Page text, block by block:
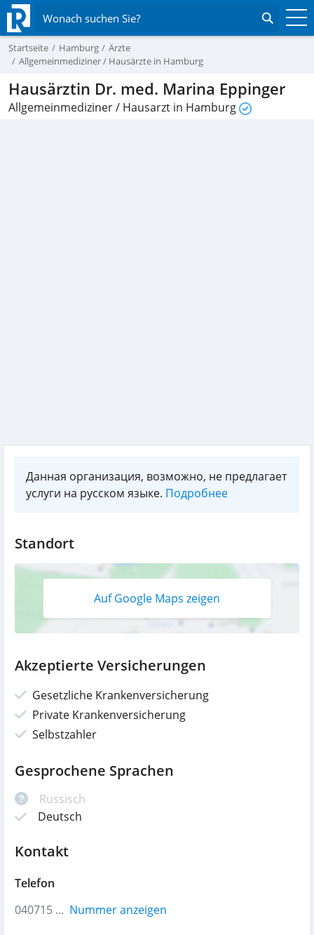
Wonach suchen Sie?
Startseite Hamburg
Ärzte
Allgemeinmediziner / Hausärzte in Hamburg
Hausärztin Dr. med. Marina Eppinger
Allgemeinmediziner / Hausarzt in Hamburg
Данная организация, возможно, не предлагает
услуги на русском языке. Подробнее
Standort
Auf Google Maps zeigen
Akzeptierte Versicherungen
Gesetzliche Krankenversicherung
Private Krankenversicherung
Selbstzahler
Gesprochene Sprachen
Russisch
Deutsch
Kontakt
Telefon
040715 ... Nummer anzeigen